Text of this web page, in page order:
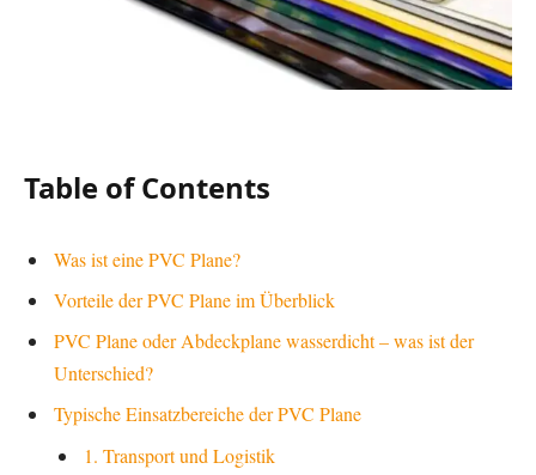
Table of Contents
Was ist eine PVC Plane?
Vorteile der PVC Plane im Überblick
PVC Plane oder Abdeckplane wasserdicht – was ist der
Unterschied?
Typische Einsatzbereiche der PVC Plane
1. Transport und Logistik